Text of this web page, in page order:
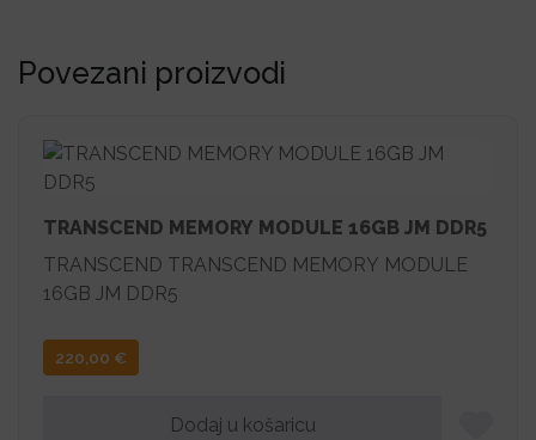
Povezani proizvodi
TRANSCEND MEMORY MODULE 16GB JM DDR5
TRANSCEND TRANSCEND MEMORY MODULE
16GB JM DDR5
220,00 €
Dodaj u košaricu